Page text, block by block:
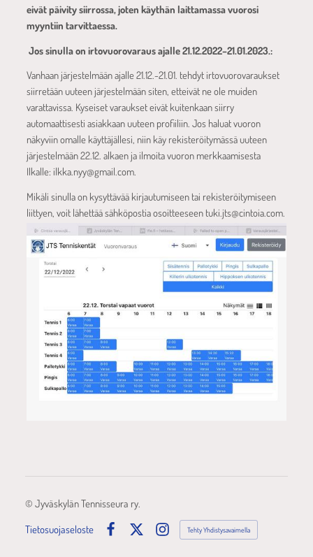
eivät päivity siirrossa, joten käythän laittamassa vuorosi
myyntiin tarvittaessa.
Jos sinulla on irtovuorovaraus ajalle 21.12.2022–21.01.2023.:
Vanhaan järjestelmään ajalle 21.12.-21.01. tehdyt irtovuorovaraukset
siirretään uuteen järjestelmään siten, etteivät ne ole muiden
varattavissa. Kyseiset varaukset eivät kuitenkaan siirry
automaattisesti asiakkaan uuteen profiiliin. Jos haluat vuoron
näkyviin omalle käyttäjällesi, niin käy rekisteröitymässä uuteen
järjestelmään 22.12. alkaen ja ilmoita vuoron merkkaamisesta
Ilkalle: ilkka.nyy@gmail.com.
Mikäli sinulla on kysyttävää kirjautumiseen tai rekisteröitymiseen
liittyen, voit lähettää sähköpostia osoitteeseen tuki.jts@cintoia.com.
© Jyväskylän Tennisseura ry.
Tietosuojaseloste
Facebook
Instagram
Tehty Yhdistysavaimella